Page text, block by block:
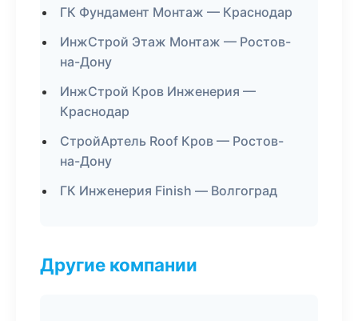
ГК Фундамент Монтаж — Краснодар
ИнжСтрой Этаж Монтаж — Ростов-
на-Дону
ИнжСтрой Кров Инженерия —
Краснодар
СтройАртель Roof Кров — Ростов-
на-Дону
ГК Инженерия Finish — Волгоград
Другие компании